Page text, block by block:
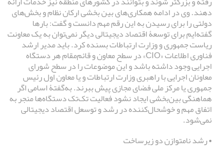
دهند. وی در ادامه همکاری‌های بین بخشی ارکان نظام و بخش‌های
دولتی را برای رسیدن به این رقم مهم دانست و گفت: بارها
گفته‌ایم برای توسعۀ اقتصاد دیجیتالی دیگر نمی‌توان به یک معاونت
ریاست جمهوری و وزارت ارتباطات بسنده کرد. باید مدیر ارشد
فناوری اطلاعات «CIO» در سطح معاون و قائم‌مقام هر دستگاه
اجرایی وجود داشته باشد و این موضوعات را در سطح شورای
معاونان اجرایی با راهبری وزارت ارتباطات و یا معاون اول رئیس
جمهوری یا مرکز ملی فضای مجازی پیش ببرند. به‌گفتۀ اسامی اگر
هماهنگی بین‌بخشی ایجاد نشود فعالیت تک‌تک دستگاه‌ها منجر به
اتفاق مهم و خوشحال‌کننده در رشد و توسعل اقتصاد دیجیتالی
نمی‌شود.
• رشد نامتوازن دو زیرساخت